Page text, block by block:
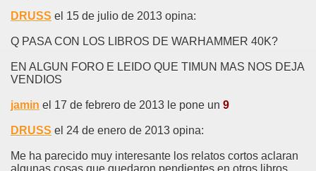
DRUSS el 15 de julio de 2013 opina:
Q PASA CON LOS LIBROS DE WARHAMMER 40K?
EN ALGUN FORO E LEIDO QUE TIMUN MAS NOS DEJA
VENDIOS
jamin el 17 de febrero de 2013 le pone un 9
DRUSS el 24 de enero de 2013 opina:
Me ha parecido muy interesante los relatos cortos aclaran
algunas cosas que quedaron pendientes en otros libros